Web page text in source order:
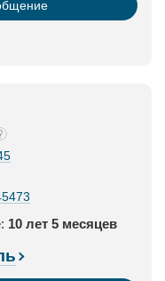
10 лет 5 месяцев